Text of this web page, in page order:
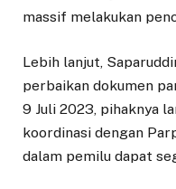
massif melakukan
Lebih lanjut,
perbaikan dokumen
9 Juli 2023, pihaknya
koordinasi dengan
dalam pemilu dapat